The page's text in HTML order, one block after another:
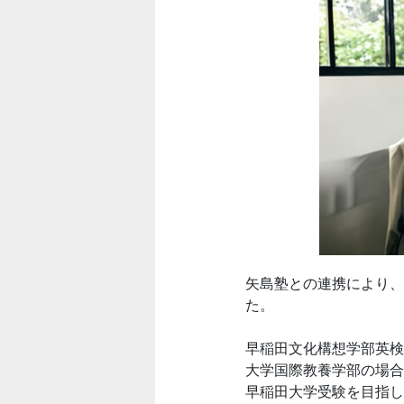
矢島塾との連携により
た。
早稲田文化構想学部英
大学国際教養学部の場
早稲田大学受験を目指